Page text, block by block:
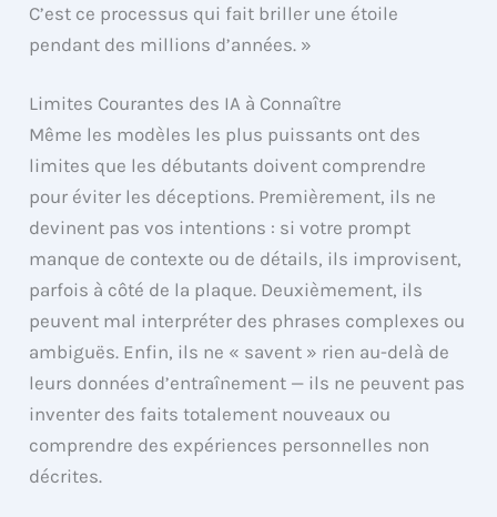
C’est ce processus qui fait briller une étoile
pendant des millions d’années. »
Limites Courantes des IA à Connaître
Même les modèles les plus puissants ont des
limites que les débutants doivent comprendre
pour éviter les déceptions. Premièrement, ils ne
devinent pas vos intentions : si votre prompt
manque de contexte ou de détails, ils improvisent,
parfois à côté de la plaque. Deuxièmement, ils
peuvent mal interpréter des phrases complexes ou
ambiguës. Enfin, ils ne « savent » rien au-delà de
leurs données d’entraînement — ils ne peuvent pas
inventer des faits totalement nouveaux ou
comprendre des expériences personnelles non
décrites.